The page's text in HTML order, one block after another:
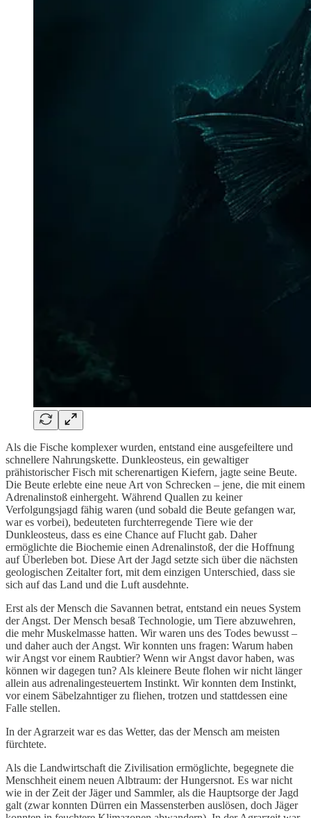
Als die Fische komplexer wurden, entstand eine ausgefeiltere und
schnellere Nahrungskette. Dunkleosteus, ein gewaltiger
prähistorischer Fisch mit scherenartigen Kiefern, jagte seine Beute.
Die Beute erlebte eine neue Art von Schrecken – jene, die mit einem
Adrenalinstoß einhergeht. Während Quallen zu keiner
Verfolgungsjagd fähig waren (und sobald die Beute gefangen war,
war es vorbei), bedeuteten furchterregende Tiere wie der
Dunkleosteus, dass es eine Chance auf Flucht gab. Daher
ermöglichte die Biochemie einen Adrenalinstoß, der die Hoffnung
auf Überleben bot. Diese Art der Jagd setzte sich über die nächsten
geologischen Zeitalter fort, mit dem einzigen Unterschied, dass sie
sich auf das Land und die Luft ausdehnte.
Erst als der Mensch die Savannen betrat, entstand ein neues System
der Angst. Der Mensch besaß Technologie, um Tiere abzuwehren,
die mehr Muskelmasse hatten. Wir waren uns des Todes bewusst –
und daher auch der Angst. Wir konnten uns fragen: Warum haben
wir Angst vor einem Raubtier? Wenn wir Angst davor haben, was
können wir dagegen tun? Als kleinere Beute flohen wir nicht länger
allein aus adrenalingesteuertem Instinkt. Wir konnten dem Instinkt,
vor einem Säbelzahntiger zu fliehen, trotzen und stattdessen eine
Falle stellen.
In der Agrarzeit war es das Wetter, das der Mensch am meisten
fürchtete.
Als die Landwirtschaft die Zivilisation ermöglichte, begegnete die
Menschheit einem neuen Albtraum: der Hungersnot. Es war nicht
wie in der Zeit der Jäger und Sammler, als die Hauptsorge der Jagd
galt (zwar konnten Dürren ein Massensterben auslösen, doch Jäger